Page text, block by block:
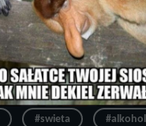
#swieta #alkohol